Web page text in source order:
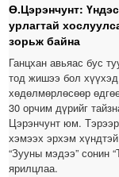
Ө.Цэрэнчунт:
урлагтай
зорьж байна
Ганцхан авьяас бус
тод жишээ бол
хөдөлмөрлөсөөр
30 орчим дүрийг
Цэрэнчунт юм.
хэмээх эрхэм
“Зууны мэдээ” сонин
ярилцлаа.